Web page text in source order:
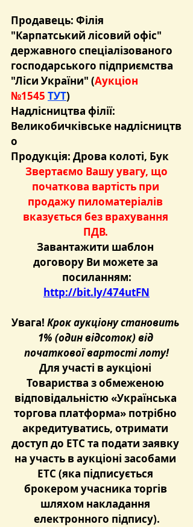
Продавець: Філія
"Карпатський лісовий офіс"
державного спеціалізованого
господарського підприємства
"Ліси України" (Аукціон
№1545 ТУТ)
Надлісництва філії:
Великобичківське надлісництв
о
Продукція: Дрова колоті, Бук
Звертаємо Вашу увагу, що
початкова вартість при
продажу пиломатеріалів
вказується без врахування
ПДВ.
Завантажити шаблон
договору Ви можете за
посиланням:
http://bit.ly/474utFN
Увага! Крок аукціону становить
1% (один відсоток) від
початкової вартості лоту!
Для участі в аукціоні
Товариства з обмеженою
відповідальністю «Українська
торгова платформа» потрібно
акредитуватись, отримати
доступ до ЕТС та подати заявку
на участь в аукціоні засобами
ЕТС (яка підписується
брокером учасника торгів
шляхом накладання
електронного підпису).